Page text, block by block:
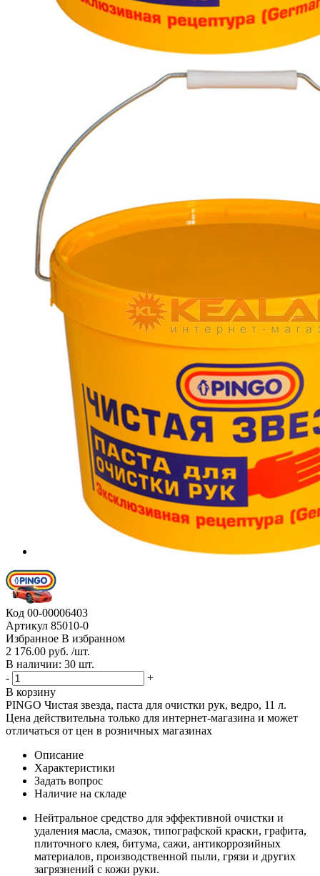
Код 00-00006403
Артикул 85010-0
Избранное В избранном
2 176.00 руб. /шт.
В наличии: 30 шт.
-
+
В корзину
PINGO Чистая звезда, паста для очистки рук, ведро, 11 л.
Цена действительна только для интернет-магазина и может
отличаться от цен в розничных магазинах
Описание
Характеристики
Задать вопрос
Наличие на складе
Нейтральное средство для эффективной очистки и
удаления масла, смазок, типографской краски, графита,
плиточного клея, битума, сажи, антикоррозийных
материалов, производственной пыли, грязи и других
загрязнений с кожи руки.